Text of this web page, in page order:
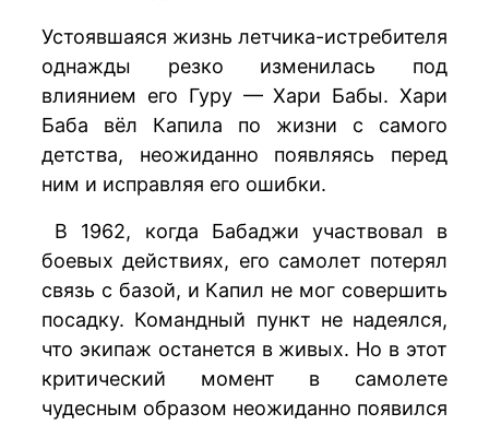
Устоявшаяся жизнь летчика-истребителя
однажды резко изменилась под
влиянием его Гуру — Хари Бабы. Хари
Баба вёл Капила по жизни с самого
детства, неожиданно появляясь перед
ним и исправляя его ошибки.
В 1962, когда Бабаджи участвовал в
боевых действиях, его самолет потерял
связь с базой, и Капил не мог совершить
посадку. Командный пункт не надеялся,
что экипаж останется в живых. Но в этот
критический момент в самолете
чудесным образом неожиданно появился